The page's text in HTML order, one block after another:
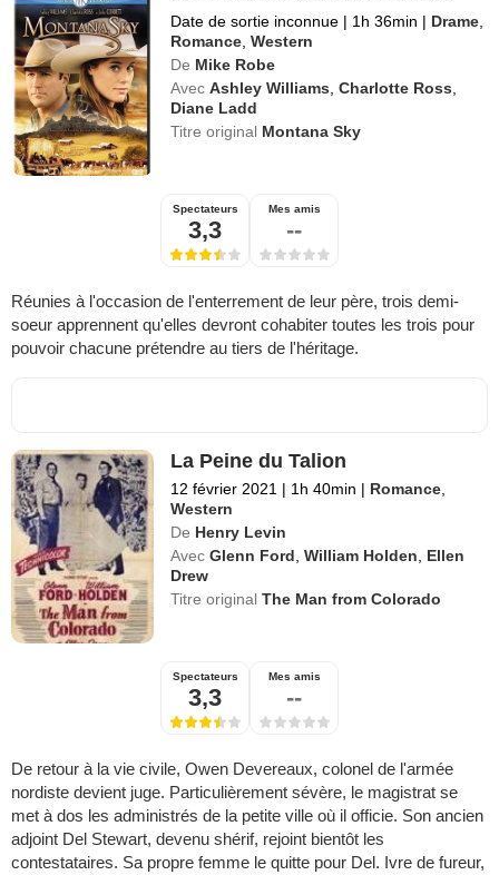
Date de sortie inconnue | 1h 36min | Drame,
Romance,Western
De Mike Robe
Avec Ashley Williams,Charlotte Ross,
Diane Ladd
Titre original Montana Sky
Spectateurs
3,3
Mes amis
--
Réunies à l'occasion de l'enterrement de leur père, trois demi-
soeur apprennent qu'elles devront cohabiter toutes les trois pour
pouvoir chacune prétendre au tiers de l'héritage.
La Peine du Talion
12 février 2021 | 1h 40min | Romance,
Western
De Henry Levin
Avec Glenn Ford,William Holden, Ellen
Drew
Titre originalThe Man from Colorado
Spectateurs
3,3
Mes amis
--
De retour à la vie civile, Owen Devereaux, colonel de l'armée
nordiste devient juge. Particulièrement sévère, le magistrat se
met à dos les administrés de la petite ville où il officie. Son ancien
adjoint Del Stewart, devenu shérif, rejoint bientôt les
contestataires. Sa propre femme le quitte pour Del. Ivre de fureur,